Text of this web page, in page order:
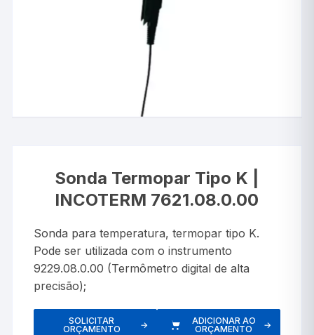
Sonda Termopar Tipo K |
INCOTERM 7621.08.0.00
Sonda para temperatura, termopar tipo K.
Pode ser utilizada com o instrumento
9229.08.0.00 (Termômetro digital de alta
precisão);
SOLICITAR
ORÇAMENTO
→
ADICIONAR AO
ORÇAMENTO
→